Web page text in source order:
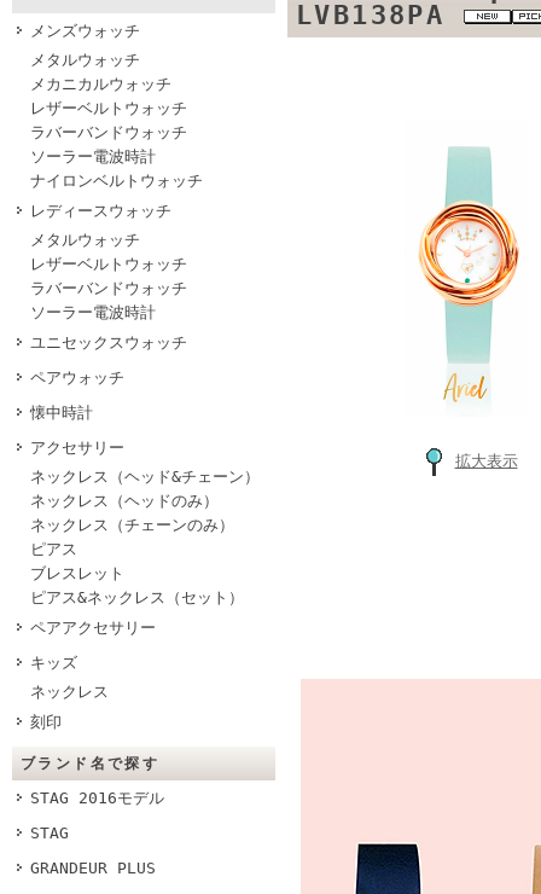
メンズウォッチ
メタルウォッチ
メカニカルウォッチ
レザーベルトウォッチ
ラバーバンドウォッチ
ソーラー電波時計
ナイロンベルトウォッチ
レディースウォッチ
メタルウォッチ
レザーベルトウォッチ
ラバーバンドウォッチ
ソーラー電波時計
ユニセックスウォッチ
ペアウォッチ
懐中時計
アクセサリー
ネックレス（ヘッド&チェーン）
ネックレス（ヘッドのみ）
ネックレス（チェーンのみ）
ピアス
ブレスレット
ピアス&ネックレス（セット）
ペアアクセサリー
キッズ
ネックレス
刻印
ブランド名で探す
STAG 2016モデル
STAG
GRANDEUR PLUS
LVB138PA
拡大表示